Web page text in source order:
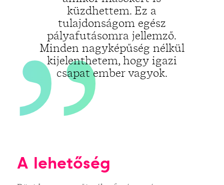
küzdhettem. Ez a
tulajdonságom egész
pályafutásomra jellemző.
Minden nagyképűség nélkül
kijelenthetem, hogy igazi
csapat ember vagyok.
A lehetőség